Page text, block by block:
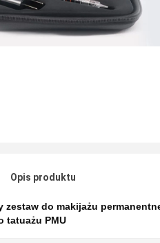
Opis produktu
zestaw do makijażu
tatuażu PMU